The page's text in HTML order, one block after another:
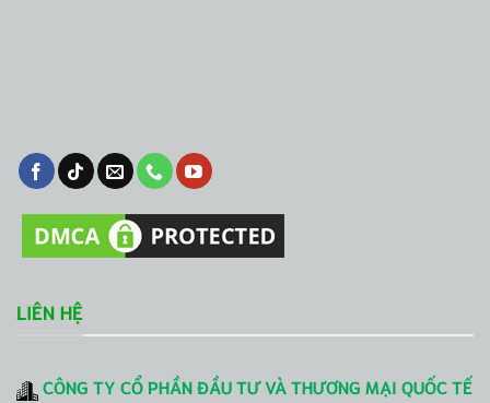
LIÊN HỆ
CÔNG TY CỔ PHẦN ĐẦU TƯ VÀ THƯƠNG MẠI QUỐC TẾ